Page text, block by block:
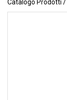
Catalogo Prodotti /